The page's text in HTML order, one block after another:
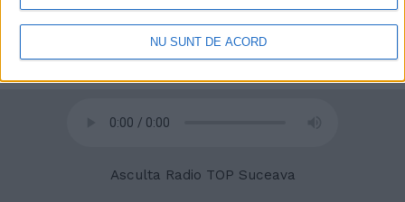
și făcând clic pe butonul "Confidențialitate" din partea de jos a
paginii web.
NU SUNT DE ACORD
Asculta Radio TOP Suceava